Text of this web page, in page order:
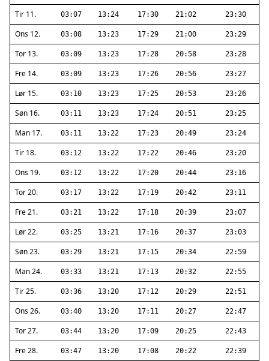
Tir 11. 03:07 13:24 17:30 21:02 23:30
Ons 12. 03:08 13:23 17:29 21:00 23:29
Tor 13. 03:09 13:23 17:28 20:58 23:28
Fre 14. 03:09 13:23 17:26 20:56 23:27
Lør 15. 03:10 13:23 17:25 20:53 23:26
Søn 16. 03:11 13:23 17:24 20:51 23:25
Man 17. 03:11 13:22 17:23 20:49 23:24
Tir 18. 03:12 13:22 17:22 20:46 23:20
Ons 19. 03:12 13:22 17:20 20:44 23:16
Tor 20. 03:17 13:22 17:19 20:42 23:11
Fre 21. 03:21 13:22 17:18 20:39 23:07
Lør 22. 03:25 13:21 17:16 20:37 23:03
Søn 23. 03:29 13:21 17:15 20:34 22:59
Man 24. 03:33 13:21 17:13 20:32 22:55
Tir 25. 03:36 13:20 17:12 20:29 22:51
Ons 26. 03:40 13:20 17:11 20:27 22:47
Tor 27. 03:44 13:20 17:09 20:25 22:43
Fre 28. 03:47 13:20 17:08 20:22 22:39